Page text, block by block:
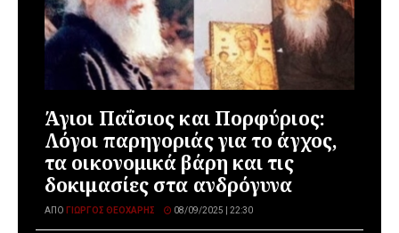
Άγιοι Παΐσιος και Πορφύριος:
Λόγοι παρηγοριάς για το άγχος,
τα οικονομικά βάρη και τις
δοκιμασίες στα ανδρόγυνα
ΑΠΌ ΓΙΏΡΓΟΣ ΘΕΟΧΆΡΗΣ 08/09/2025 | 22:30